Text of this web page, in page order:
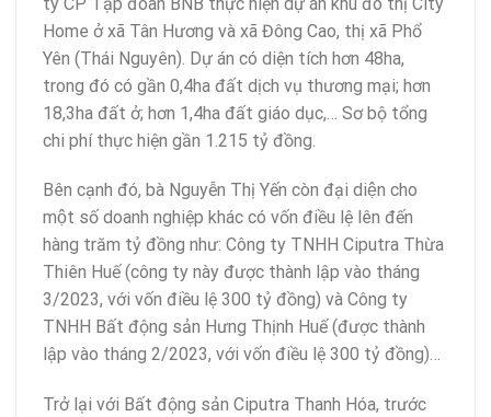
Home ở xã Tân Hương và xã Đông Cao, thị xã Phổ
Yên (Thái Nguyên). Dự án có diện tích hơn 48ha,
trong đó có gần 0,4ha đất dịch vụ thương mại; hơn
18,3ha đất ở; hơn 1,4ha đất giáo dục,… Sơ bộ tổng
chi phí thực hiện gần 1.215 tỷ đồng.
Bên cạnh đó, bà Nguyễn Thị Yến còn đại diện cho
một số doanh nghiệp khác có vốn điều lệ lên đến
hàng trăm tỷ đồng như: Công ty TNHH Ciputra Thừa
Thiên Huế (công ty này được thành lập vào tháng
3/2023, với vốn điều lệ 300 tỷ đồng) và Công ty
TNHH Bất động sản Hưng Thịnh Huế (được thành
lập vào tháng 2/2023, với vốn điều lệ 300 tỷ đồng)…
Trở lại với Bất động sản Ciputra Thanh Hóa, trước